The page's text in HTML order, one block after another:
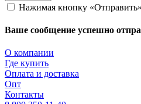
Нажимая кнопку
Ваше сообщение успешно
О компании
Где купить
Оплата и доставка
Опт
Контакты